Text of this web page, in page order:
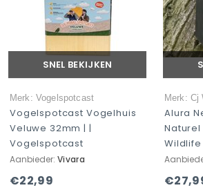
SNEL BEKIJKEN
Merk: Vogelspotcast
Vogelspotcast Vogelhuis
Veluwe 32mm | |
Vogelspotcast
Aanbieder: Vivara
€22,99
Merk: Cj
Alura
Naturel
Wildlife